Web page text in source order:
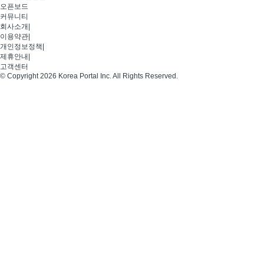
오픈보드
커뮤니티
회사소개
이용약관
개인정보정책
제휴안내
고객센터
© Copyright 2026 Korea Portal Inc. All Rights Reserved.